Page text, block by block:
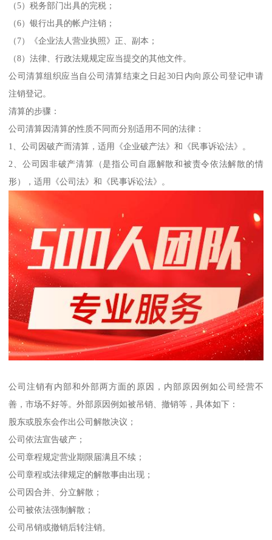
（5）税务部门出具的完税；
（6）银行出具的帐户注销；
（7）《企业法人营业执照》正、副本；
（8）法律、行政法规规定应当提交的其他文件。
公司清算组织应当自公司清算结束之日起30日内向原公司登记申请
注销登记。
清算的步骤：
公司清算因清算的性质不同而分别适用不同的法律：
1、公司因破产而清算，适用《企业破产法》和《民事诉讼法》。
2、公司因非破产清算（是指公司自愿解散和被责令依法解散的情
形），适用《公司法》和《民事诉讼法》。
公司注销有内部和外部两方面的原因，内部原因例如公司经营不
善，市场不好等。外部原因例如被吊销、撤销等，具体如下：
股东或股东会作出公司解散决议；
公司依法宣告破产；
公司章程规定营业期限届满且不续；
公司章程或法律规定的解散事由出现；
公司因合并、分立解散；
公司被依法强制解散；
公司吊销或撤销后转注销。